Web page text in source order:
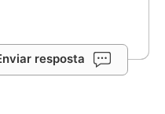
resposta